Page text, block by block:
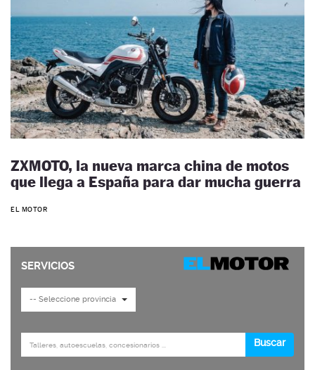
ZXMOTO, la nueva marca china de motos
que llega a España para dar mucha guerra
EL MOTOR